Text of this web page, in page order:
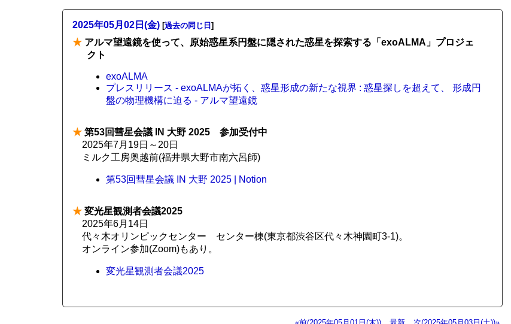
2025年05月02日(金) [過去の同じ日 ]
★ アルマ望遠鏡を使って、原始惑星系円盤に隠された惑星を探索する「exoALMA」プロジェ
クト
exoALMA
プレスリリース - exoALMAが拓く、惑星形成の新たな視界 : 惑星探しを超えて、 形成円
盤の物理機構に迫る - アルマ望遠鏡
★ 第53回彗星会議 IN 大野 2025 参加受付中
2025年7月19日～20日
ミルク工房奥越前(福井県大野市南六呂師)
第53回彗星会議 IN 大野 2025 | Notion
★ 変光星観測者会議2025
2025年6月14日
代々木オリンピックセンター センター棟(東京都渋谷区代々木神園町3-1)。
オンライン参加(Zoom)もあり。
変光星観測者会議2025